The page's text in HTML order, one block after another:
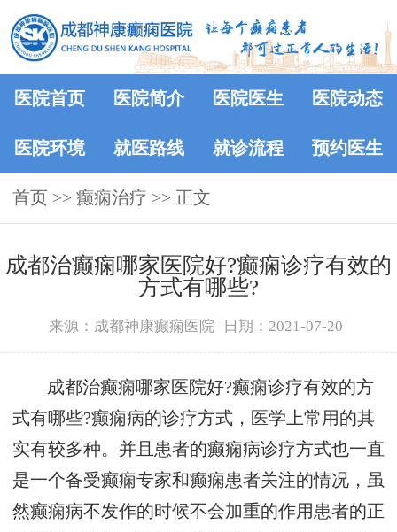
医院首页 医院简介 医院医生 医院动态
医院环境 就医路线 就诊流程 预约医生
首页 >> 癫痫治疗 >> 正文
成都治癫痫哪家医院好?癫痫诊疗有效的
方式有哪些?
来源：成都神康癫痫医院 日期：2021-07-20
成都治癫痫哪家医院好?癫痫诊疗有效的方
式有哪些?癫痫病的诊疗方式，医学上常用的其
实有较多种。并且患者的癫痫病诊疗方式也一直
是一个备受癫痫专家和癫痫患者关注的情况，虽
然癫痫病不发作的时候不会加重的作用患者的正